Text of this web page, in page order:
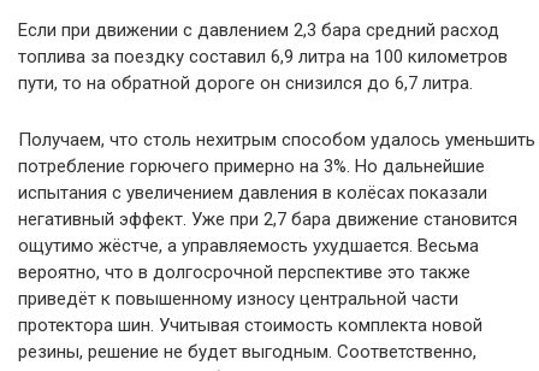
Если при движении с давлением 2,3 бара средний расход
топлива за поездку составил 6,9 литра на 100 километров
пути, то на обратной дороге он снизился до 6,7 литра.
Получаем, что столь нехитрым способом удалось уменьшить
потребление горючего примерно на 3%. Но дальнейшие
испытания с увеличением давления в колёсах показали
негативный эффект. Уже при 2,7 бара движение становится
ощутимо жёстче, а управляемость ухудшается. Весьма
вероятно, что в долгосрочной перспективе это также
приведёт к повышенному износу центральной части
протектора шин. Учитывая стоимость комплекта новой
резины, решение не будет выгодным. Соответственно,